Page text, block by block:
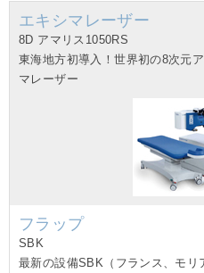
エキシマレーザー
8D アマリス1050RS
東海地方初導入！世界初の8次元
マレーザー
フラップ
SBK
最新の設備SBK（フランス、モ